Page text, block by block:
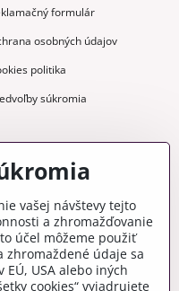
formulár
osobných údajov
politika
súkromia
na stiahnutie
vašej návštevy tejto
a zhromažďovanie
účel môžeme použiť
údaje sa
USA alebo iných
cookies“ vyjadrujete